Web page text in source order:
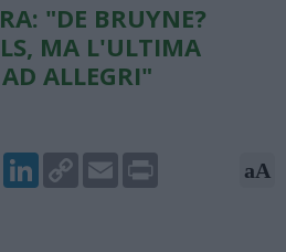
"DE BRUYNE?
MA L'ULTIMA
ALLEGRI"
MessengerLinkedInCopy
Link
Email aA